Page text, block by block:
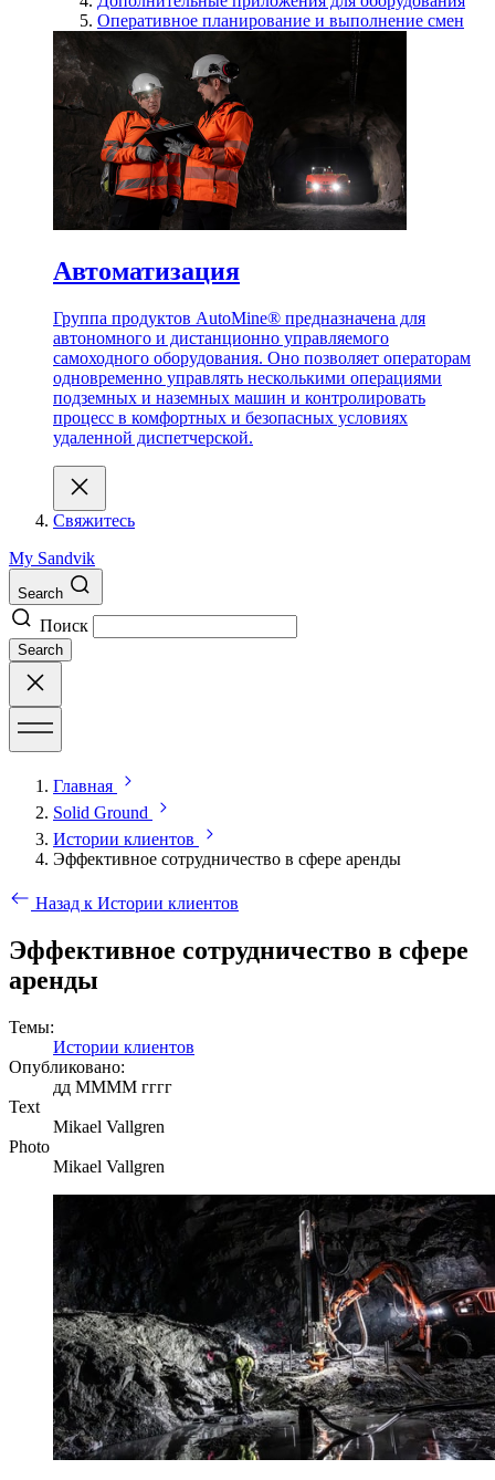
Оперативное планирование и выполнение смен
Автоматизация
Группа продуктов AutoMine® предназначена для
автономного и дистанционно управляемого
самоходного оборудования. Оно позволяет операторам
одновременно управлять несколькими операциями
подземных и наземных машин и контролировать
процесс в комфортных и безопасных условиях
удаленной диспетчерской.
Свяжитесь
My Sandvik
Search
Поиск
Search
Главная
Solid Ground
Истории клиентов
Эффективное сотрудничество в сфере аренды
Назад к Истории клиентов
Эффективное сотрудничество в сфере
аренды
Темы:
Истории клиентов
Опубликовано:
дд ММММ гггг
Text
Mikael Vallgren
Photo
Mikael Vallgren